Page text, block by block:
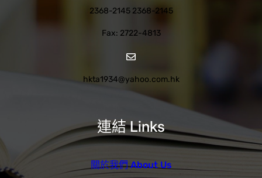
連結 Links
關於我們 About Us
2368-2145 2368-2145
Fax: 2722-4813
hkta1934@yahoo.com.hk